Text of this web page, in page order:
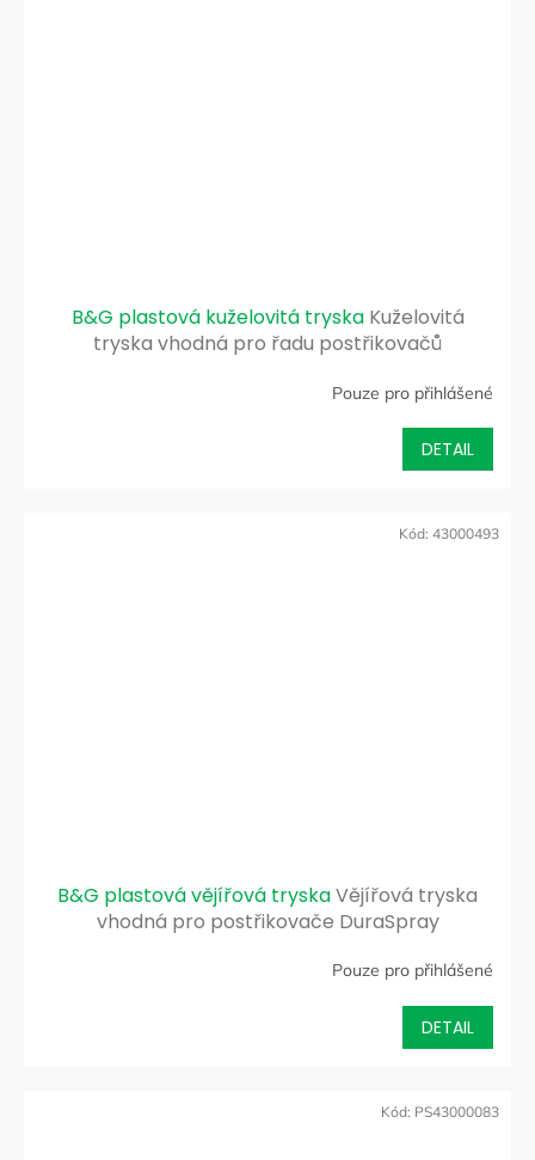
B&G plastová kuželovitá tryska Kuželovitá
tryska vhodná pro řadu postřikovačů
Pouze pro přihlášené
DETAIL
B&G plastová vějířová tryskaVějířová tryska
vhodná pro postřikovače DuraSpray
Pouze pro přihlášené
DETAIL
Kód: 43000493
Kód: PS43000083